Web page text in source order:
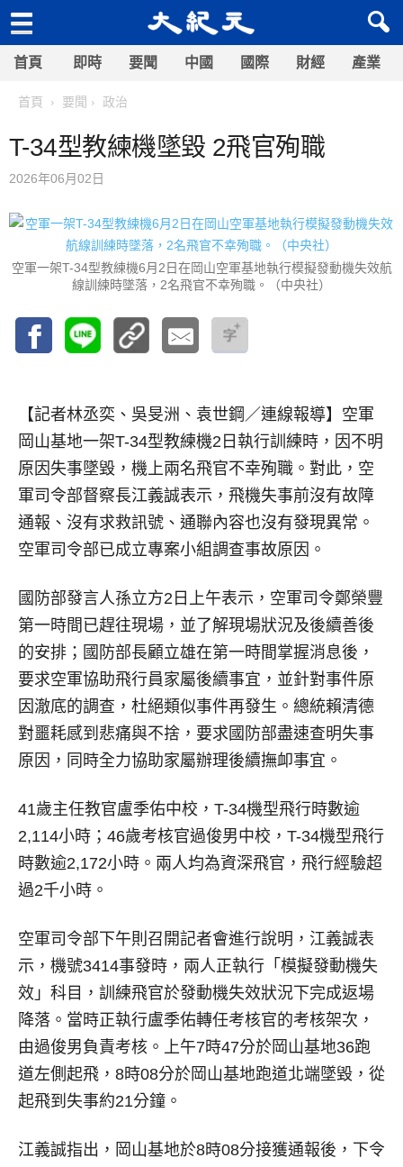
首頁 即時 要聞 中國 國際 財經 產業
首頁 要聞 政治
T-34型教練機墜毀 2飛官殉職
2026年06月02日
空軍一架T-34型教練機6月2日在岡山空軍基地執行模擬發動機失效航
線訓練時墜落，2名飛官不幸殉職。（中央社）
【記者林丞奕、吳旻洲、袁世鋼／連線報導】 空軍
岡山基地一架T-34型教練機2日執行訓練時，因不明
原因失事墜毀，機上兩名飛官不幸殉職。對此，空
軍司令部督察長江義誠表示，飛機失事前沒有故障
通報、沒有求救訊號、通聯內容也沒有發現異常。
空軍司令部已成立專案小組調查事故原因。
國防部發言人孫立方2日上午表示，空軍司令鄭榮豐
第一時間已趕往現場，並了解現場狀況及後續善後
的安排；國防部長顧立雄在第一時間掌握消息後，
要求空軍協助飛行員家屬後續事宜，並針對事件原
因澈底的調查，杜絕類似事件再發生。總統賴清德
對噩耗感到悲痛與不捨，要求國防部盡速查明失事
原因，同時全力協助家屬辦理後續撫卹事宜。
41歲主任教官盧季佑中校，T-34機型飛行時數逾
2,114小時；46歲考核官過俊男中校，T-34機型飛行
時數逾2,172小時。兩人均為資深飛官，飛行經驗超
過2千小時。
空軍司令部下午則召開記者會進行說明，江義誠表
示，機號3414事發時，兩人正執行「模擬發動機失
效」科目，訓練飛官於發動機失效狀況下完成返場
降落。當時正執行盧季佑轉任考核官的考核架次，
由過俊男負責考核。上午7時47分於岡山基地36跑
道左側起飛，8時08分於岡山基地跑道北端墜毀，從
起飛到失事約21分鐘。
江義誠指出，岡山基地於8時08分接獲通報後，下令